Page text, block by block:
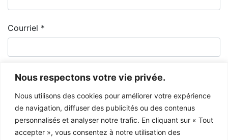
Nous respectons votre vie privée.
Nous utilisons des cookies pour améliorer votre expérience
de navigation, diffuser des publicités ou des contenus
personnalisés et analyser notre trafic. En cliquant sur « Tout
accepter », vous consentez à notre utilisation des
Courriel *